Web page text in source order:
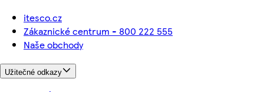
itesco.cz
Zákaznické centrum - 800 222 555
Naše obchody
Užitečné odkazy